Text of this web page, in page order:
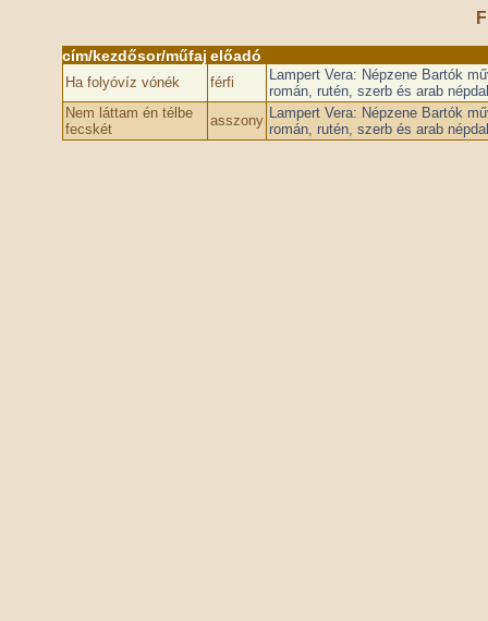
cím/kezdősor/műfaj előadó
Ha folyóvíz vónék férfi
Lampert Vera: Népzene Bartók
román, rutén, szerb és arab
Nem láttam én télbe
fecskét
asszony Lampert Vera: Népzene Bartók
román, rutén, szerb és arab